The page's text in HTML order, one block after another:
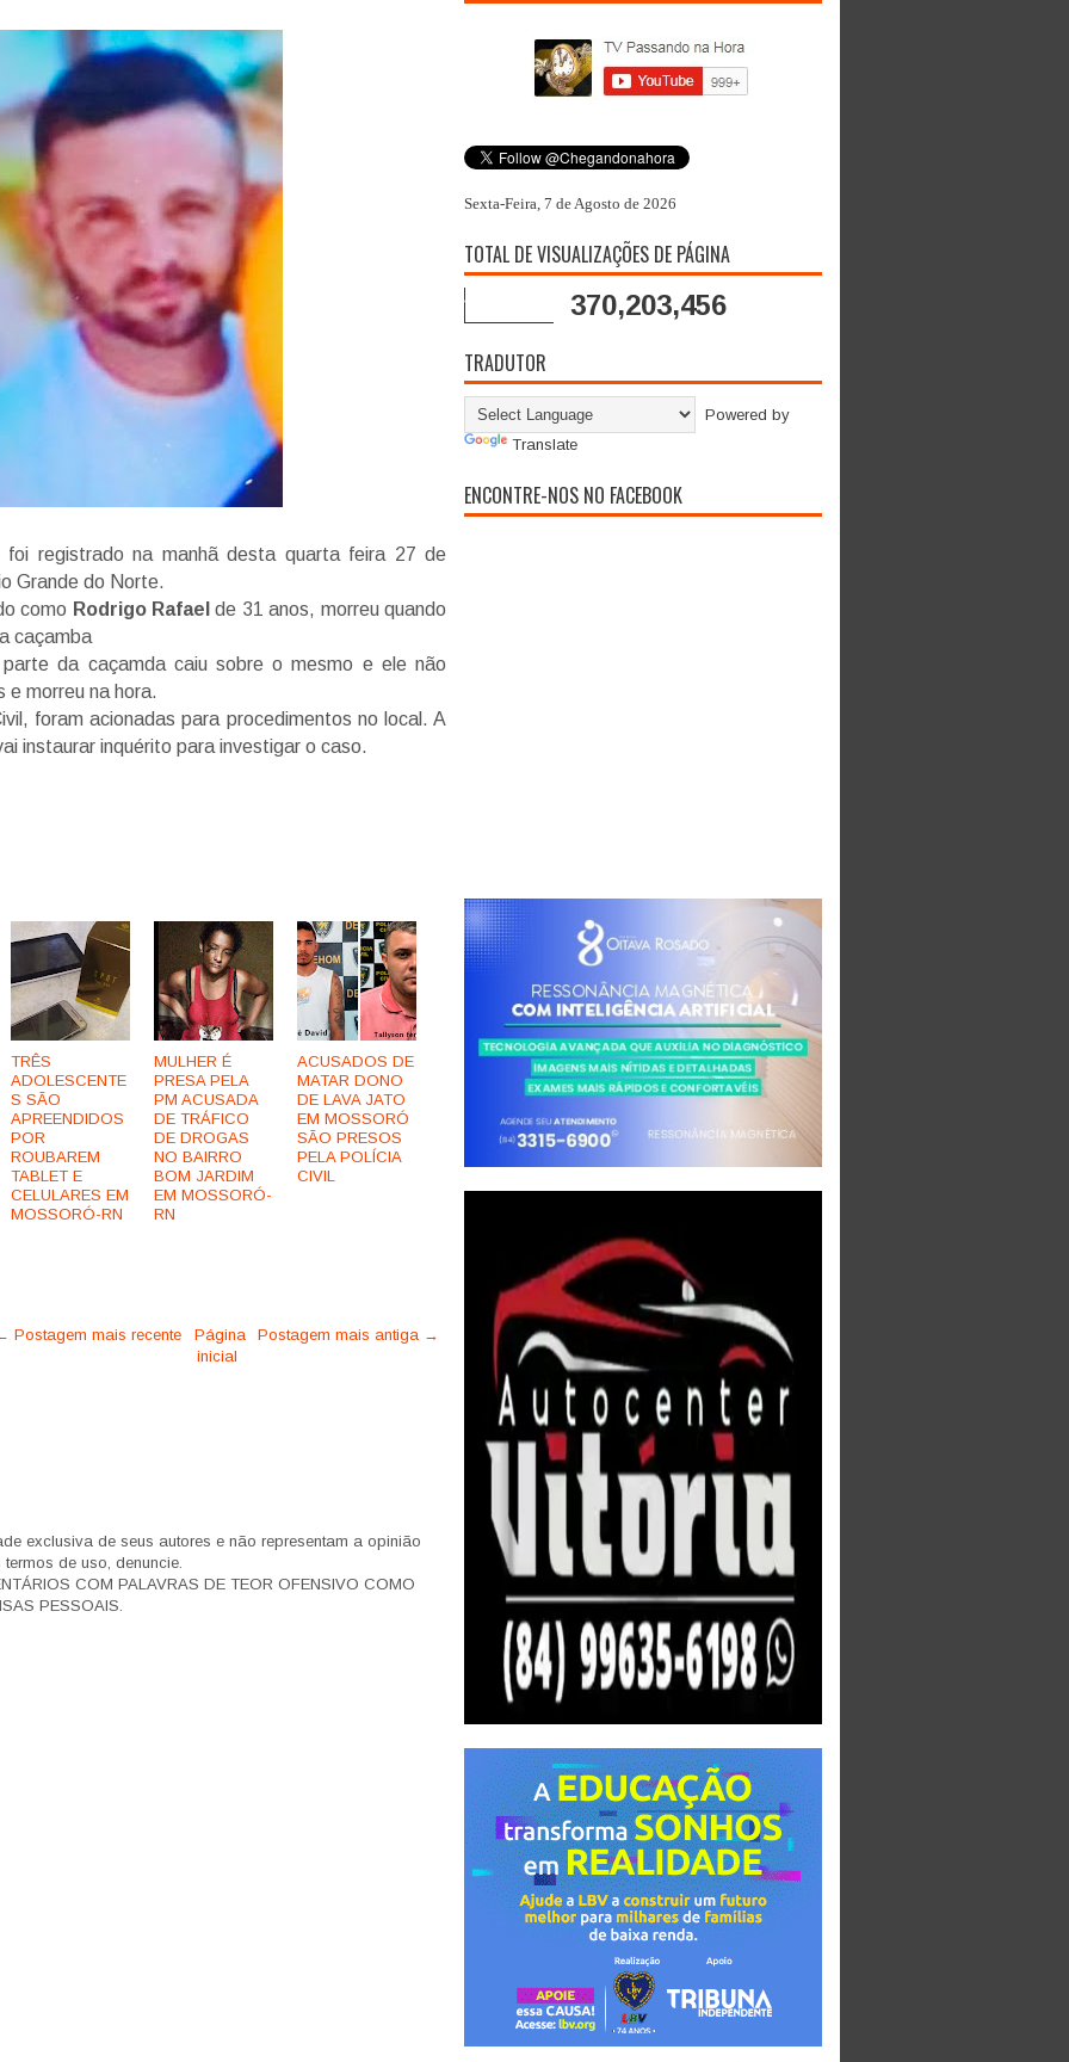
registrado na manhã desta quarta feira 27 de
Grande do Norte.
como Rodrigo Rafael de 31 anos, morreu quando
caçamba
da caçamda caiu sobre o mesmo e ele não
e morreu na hora.
foram acionadas para procedimentos no local. A
instaurar inquérito para investigar o caso.
TRÊS
ADOLESCENTE
S SÃO
APREENDIDOS
POR
ROUBAREM
TABLET E
CELULARES EM
MOSSORÓ-RN
MULHER É
PRESA PELA
PM ACUSADA
DE TRÁFICO
DE DROGAS
NO BAIRRO
BOM JARDIM
EM MOSSORÓ-
RN
ACUSADOS DE
MATAR DONO
DE LAVA JATO
EM MOSSORÓ
SÃO PRESOS
PELA POLÍCIA
CIVIL
Postagem mais recente Postagem mais antiga →
Página
inicial
exclusiva de seus autores e não representam a opinião
de uso, denuncie.
COM PALAVRAS DE TEOR OFENSIVO COMO
PESSOAIS.
Sexta-Feira, 7 de Agosto de 2026
TOTAL DE VISUALIZAÇÕES DE PÁGINA
370,203,456
TRADUTOR
Powered by
Translate
ENCONTRE-NOS NO FACEBOOK